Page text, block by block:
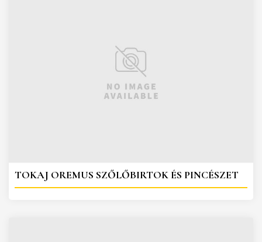
TOKAJ OREMUS SZŐLŐBIRTOK ÉS PINCÉSZET